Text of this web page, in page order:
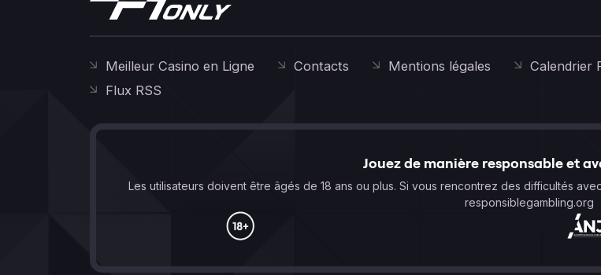
Meilleur Casino en Ligne Contacts Mentions légales Calendrier
Flux RSS
Jouez de manière responsable et
Les utilisateurs doivent être âgés de 18 ans ou plus. Si vous rencontrez des difficultés
responsiblegambling.org